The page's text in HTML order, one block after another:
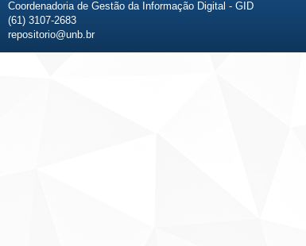
Coordenadoria de Gestão da Informação Digital - GID
(61) 3107-2683
repositorio@unb.br